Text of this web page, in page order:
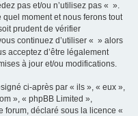
pas et/ou n’utilisez pas « ».
quel moment et nous ferons tout
prudent de vérifier
continuez d’utiliser « » alors
acceptez d’être légalement
à jour et/ou modifications.
ci-après par « ils », « eux »,
», « phpBB Limited »,
forum, déclaré sous la licence «